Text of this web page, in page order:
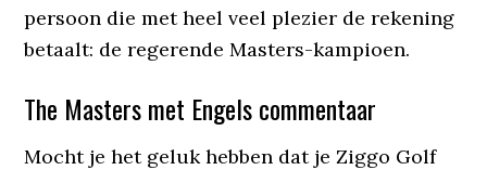
persoon die met heel veel plezier de rekening
betaalt: de regerende Masters-kampioen.
The Masters met Engels commentaar
Mocht je het geluk hebben dat je Ziggo Golf